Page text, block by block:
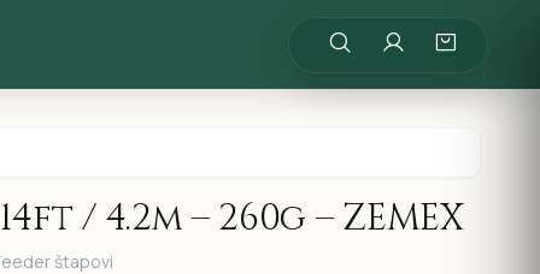
/ 4.2m – 260g – ZEMEX
štapovi